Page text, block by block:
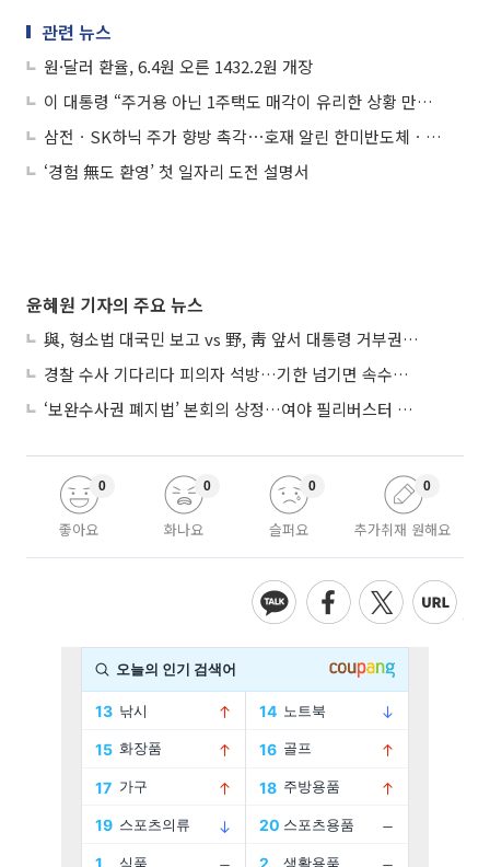
관련 뉴스
원·달러 환율, 6.4원 오른 1432.2원 개장
이 대통령 “주거용 아닌 1주택도 매각이 유리한 상황 만들 것”
삼전ㆍSK하닉 주가 향방 촉각⋯호재 알린 한미반도체ㆍ삼천당제약 관심↑
‘경험 無도 환영’ 첫 일자리 도전 설명서
윤혜원 기자의 주요 뉴스
與, 형소법 대국민 보고 vs 野, 靑 앞서 대통령 거부권 촉구
경찰 수사 기다리다 피의자 석방…기한 넘기면 속수무책
‘보완수사권 폐지법’ 본회의 상정…여야 필리버스터 대치
좋아요
0
화나요
0
슬퍼요
0
추가취재 원해요
0